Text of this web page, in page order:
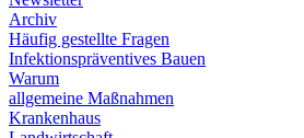
Archiv
Häufig gestellte Fragen
Infektionspräventives Bauen
Warum
allgemeine Maßnahmen
Krankenhaus